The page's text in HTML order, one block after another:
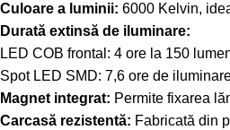
Culoare a luminii: 6000 Kelvin,
Durată extinsă de iluminare:
LED COB frontal: 4 ore la 150
Spot LED SMD: 7,6 ore de
Magnet integrat: Permite fixarea
Carcasă rezistentă: Fabricată din